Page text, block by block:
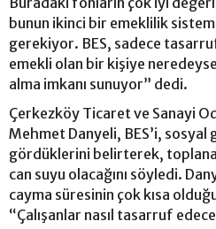
bunun ikinci bir emeklilik
gerekiyor. BES, sadece
emekli olan bir kişiye
alma imkanı sunuyor” dedi.
Çerkezköy Ticaret ve Sanayi
Mehmet Danyeli, BES’i,
gördüklerini belirterek,
can suyu olacağını söyledi.
cayma süresinin çok kısa
“Çalışanlar nasıl tasarruf